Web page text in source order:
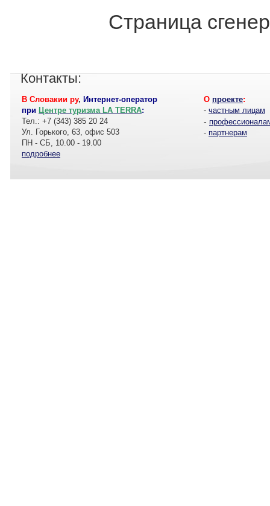
Страница
Контакты:
В Словакии ру, Интернет-оператор
при Центре туризма LA TERRA:
Тел.: +7 (343) 385 20 24
Ул. Горького, 63, офис 503
ПН - СБ, 10.00 - 19.00
подробнее
О проекте:
- частным лицам
-
- партнерам